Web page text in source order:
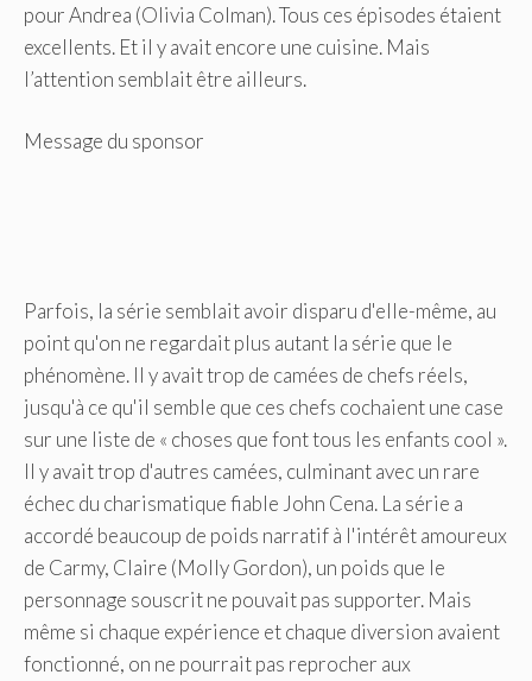
pour Andrea (Olivia Colman). Tous ces épisodes étaient
excellents. Et il y avait encore une cuisine. Mais
l’attention semblait être ailleurs.
Message du sponsor
Parfois, la série semblait avoir disparu d'elle-même, au
point qu'on ne regardait plus autant la série que le
phénomène. Il y avait trop de camées de chefs réels,
jusqu'à ce qu'il semble que ces chefs cochaient une case
sur une liste de « choses que font tous les enfants cool ».
Il y avait trop d'autres camées, culminant avec un rare
échec du charismatique fiable John Cena. La série a
accordé beaucoup de poids narratif à l'intérêt amoureux
de Carmy, Claire (Molly Gordon), un poids que le
personnage souscrit ne pouvait pas supporter. Mais
même si chaque expérience et chaque diversion avaient
fonctionné, on ne pourrait pas reprocher aux